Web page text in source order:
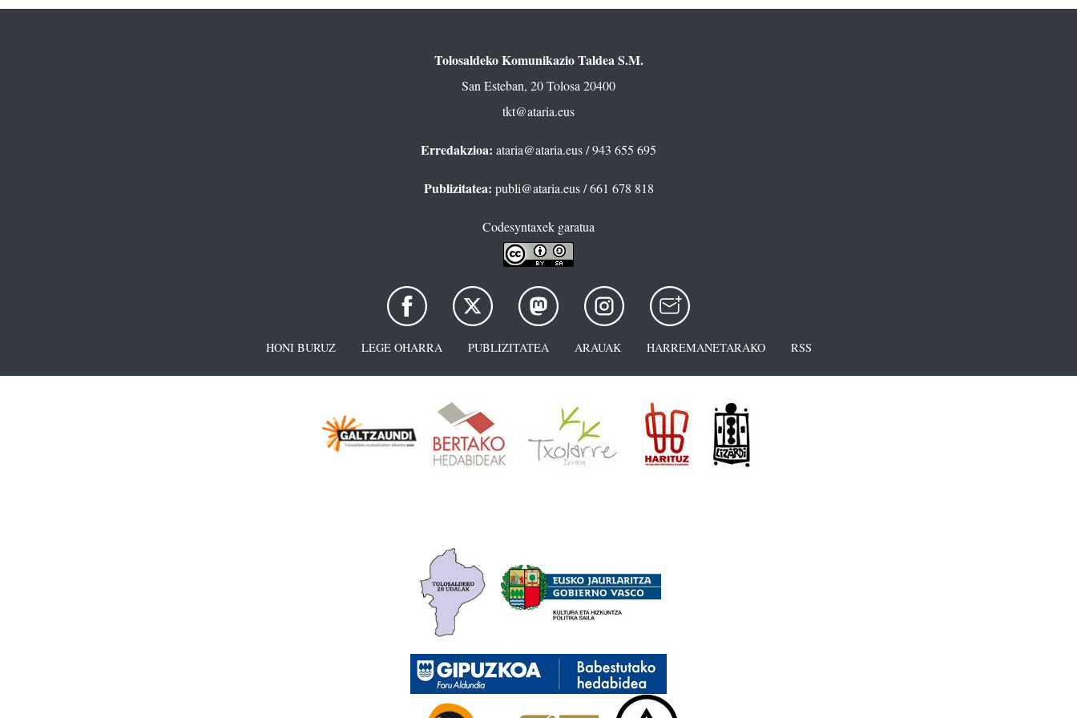
Tolosaldeko Komunikazio Taldea S.M.
San Esteban, 20 Tolosa 20400
tkt@ataria.eus
Erredakzioa: ataria@ataria.eus/ 943 655 695
Publizitatea: publi@ataria.eus/ 661 678 818
Codesyntaxek garatua
HONI BURUZ LEGE OHARRA PUBLIZITATEA ARAUAK HARREMANETARAKO RSS